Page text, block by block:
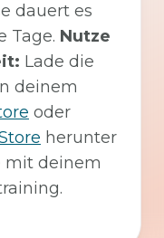
dauert es
Tage. Nutze
Lade die
deinem
oder
herunter
mit deinem